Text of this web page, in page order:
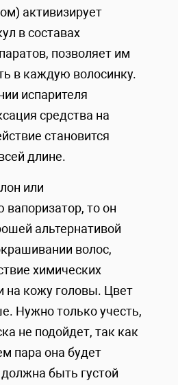
активизирует
в составах
позволяет им
в каждую волосинку.
испарителя
средства на
становится
длине.
или
то он
альтернативой
волос,
химических
на кожу головы. Цвет
Нужно только учесть,
не подойдет, так как
пара она будет
быть густой